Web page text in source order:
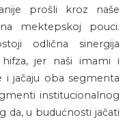
prošli kroz naše
mektepskoj pouci.
odlična sinergija
jer naši imami i
i jačaju oba segmenta
institucionalnog
da, u budućnosti jačati